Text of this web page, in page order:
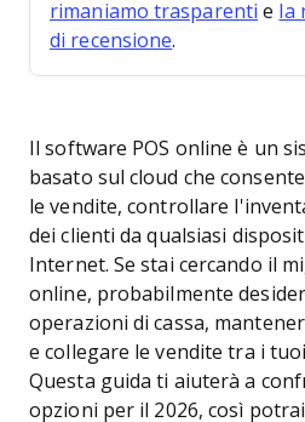
rimaniamo trasparenti e la
di recensione.
Il software POS online è un
basato sul cloud che
le vendite, controllare
dei clienti da qualsiasi
Internet. Se stai cercando il
online, probabilmente
operazioni di cassa,
e collegare le vendite tra i
Questa guida ti aiuterà a
opzioni per il 2026, così